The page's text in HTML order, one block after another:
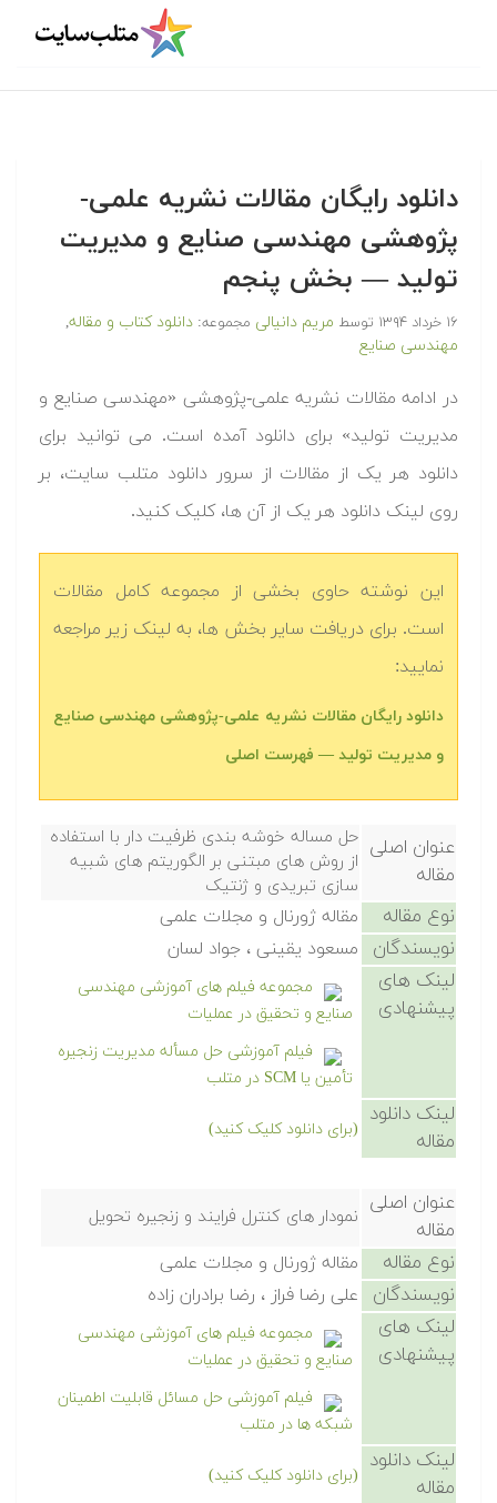
دانلود رایگان مقالات نشریه علمی-
پژوهشی مهندسی صنایع و مدیریت
تولید — بخش پنجم
۱۶ خرداد ۱۳۹۴ توسط مریم دانیالی مجموعه: دانلود کتاب و مقاله,
مهندسی صنایع
در ادامه مقالات نشریه علمی-پژوهشی «مهندسی صنایع و
مدیریت تولید» برای دانلود آمده است. می توانید برای
دانلود هر یک از مقالات از سرور دانلود متلب سایت، بر
روی لینک دانلود هر یک از آن ها، کلیک کنید.
این نوشته حاوی بخشی از مجموعه کامل مقالات
است. برای دریافت سایر بخش ها، به لینک زیر مراجعه
نمایید:
دانلود رایگان مقالات نشریه علمی-پژوهشی مهندسی صنایع
و مدیریت تولید — فهرست اصلی
عنوان اصلی
مقاله
حل مساله خوشه بندی ظرفیت دار با استفاده
از روش های مبتنی بر الگوریتم های شبیه
سازی تبریدی و ژنتیک
نوع مقاله مقاله ژورنال و مجلات علمی
نویسندگان مسعود یقینی ، جواد لسان
لینک های
پیشنهادی
مجموعه فیلم های آموزشی مهندسی
صنایع و تحقیق در عملیات
فیلم آموزشی حل مسأله مدیریت زنجیره
تأمین یا SCM در متلب
لینک دانلود
مقاله
(برای دانلود کلیک کنید)
عنوان اصلی
مقاله
نمودار های کنترل فرایند و زنجیره تحویل
نوع مقاله مقاله ژورنال و مجلات علمی
نویسندگان علی رضا فراز ، رضا برادران زاده
لینک های
پیشنهادی
مجموعه فیلم های آموزشی مهندسی
صنایع و تحقیق در عملیات
فیلم آموزشی حل مسائل قابلیت اطمینان
شبکه ها در متلب
لینک دانلود
مقاله
(برای دانلود کلیک کنید)